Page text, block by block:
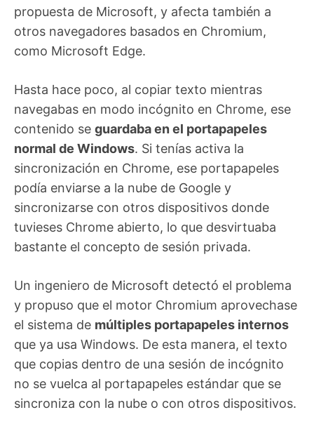
propuesta de Microsoft, y afecta también a
otros navegadores basados en Chromium,
como Microsoft Edge.
Hasta hace poco, al copiar texto mientras
navegabas en modo incógnito en Chrome, ese
contenido se guardaba en el portapapeles
normal de Windows. Si tenías activa la
sincronización en Chrome, ese portapapeles
podía enviarse a la nube de Google y
sincronizarse con otros dispositivos donde
tuvieses Chrome abierto, lo que desvirtuaba
bastante el concepto de sesión privada.
Un ingeniero de Microsoft detectó el problema
y propuso que el motor Chromium aprovechase
el sistema de múltiples portapapeles internos
que ya usa Windows. De esta manera, el texto
que copias dentro de una sesión de incógnito
no se vuelca al portapapeles estándar que se
sincroniza con la nube o con otros dispositivos.